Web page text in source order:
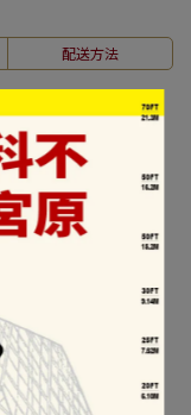
配送方法